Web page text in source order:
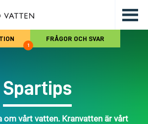
Hoppa till det huvudsakliga
1
FRÅGOR OCH SVAR
Spartips
om vårt vatten. Kranvatten är vårt